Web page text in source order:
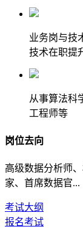
业务岗与技
技术在职提
从事算法科
工程师等
岗位去向
高级数据分析师
家、首席数据官...
考试大纲
报名考试